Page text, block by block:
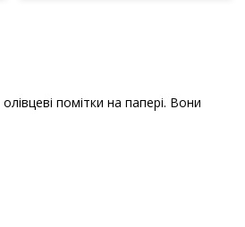
помітки на папері. Вони